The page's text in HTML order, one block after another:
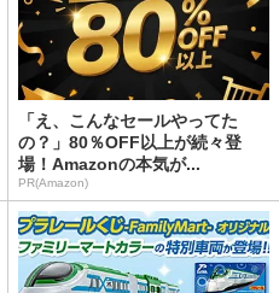
「え、こんなセールやってた
の？」80％OFF以上が続々登
場！Amazonの本気が...
PR(Amazon)